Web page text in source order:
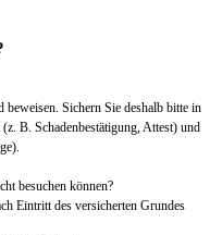
beweisen. Sichern Sie deshalb bitte in
B. Schadenbestätigung, Attest) und
besuchen können?
Eintritt des versicherten Grundes